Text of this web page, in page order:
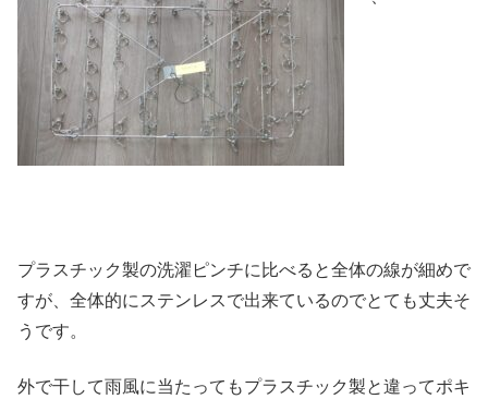
プラスチック製の洗濯ピンチに比べると全体の線が細めで
すが、全体的にステンレスで出来ているのでとても丈夫そ
うです。
外で干して雨風に当たってもプラスチック製と違ってポキ